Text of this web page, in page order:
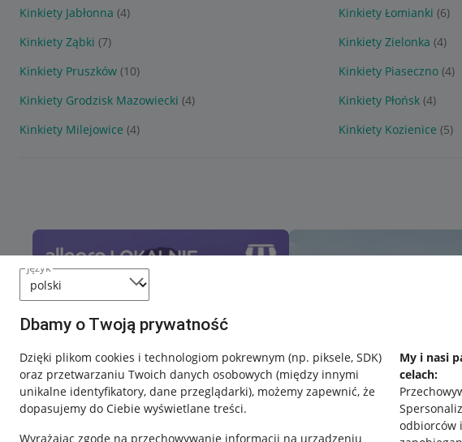
język
Dbamy o Twoją prywatność
Dzięki plikom cookies i technologiom pokrewnym (np. piksele, SDK)
oraz przetwarzaniu Twoich danych osobowych (między innymi
unikalne identyfikatory, dane przeglądarki), możemy zapewnić, że
dopasujemy do Ciebie wyświetlane treści.
Wyrażając zgodę na przechowywanie informacji na urządzeniu
My i nasi
celach:
odbiorców
Kinkiety Jabłonna (4) Kinkiety Łomianki (6)
Kinkiety Ząbki (7) Kinkiety Zielonka (4)
Kinkiety Pruszków (10) Kinkiety Piaseczno (4)
Kinkiety Grodzisk Mazowiecki (4) Kinkiety Płońsk (4)
Kinkiety Milejowice (4) Kinkiety Kozienice (5)